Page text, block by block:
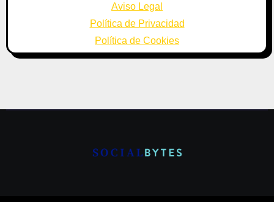
Aviso Legal
Política de Privacidad
Política de Cookies